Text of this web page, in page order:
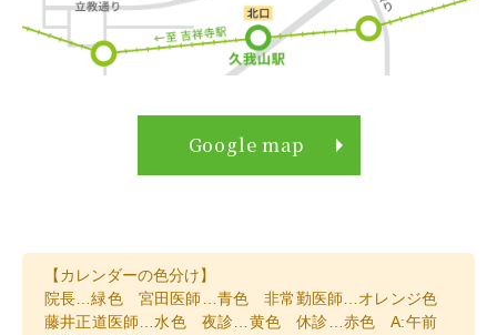
Google map
【カレンダーの色分け】
院長…緑色 宮田 医師…青色 非常勤医師…オレンジ色
藤井正道医師…水色 夜診…黄色 休診…赤色 A:午前